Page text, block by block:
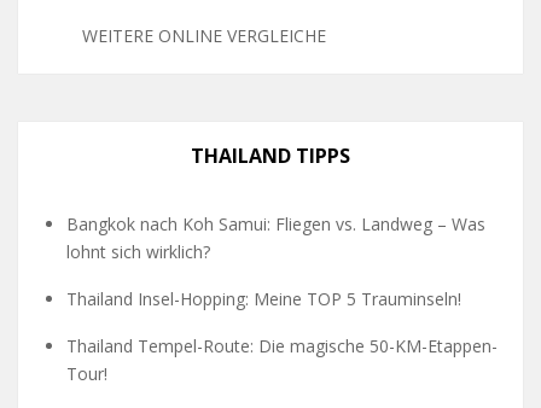
WEITERE ONLINE VERGLEICHE
THAILAND TIPPS
Bangkok nach Koh Samui: Fliegen vs. Landweg – Was
lohnt sich wirklich?
Thailand Insel-Hopping: Meine TOP 5 Trauminseln!
Thailand Tempel-Route: Die magische 50-KM-Etappen-
Tour!